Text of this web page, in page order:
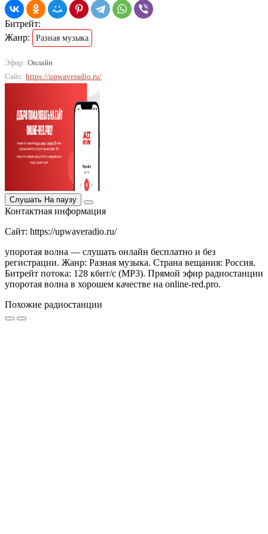
Битрейт:
Жанр:
Разная музыка
Эфир: Онлайн
Сайт: https://upwaveradio.ru/
Слушать На паузу
Контактная информация
Сайт: https://upwaveradio.ru/
упоротая волна — слушать онлайн бесплатно и без
регистрации. Жанр: Разная музыка. Страна вещания: Россия.
Битрейт потока: 128 кбит/с (MP3). Прямой эфир радиостанции
упоротая волна в хорошем качестве на online-red.pro.
Похожие радиостанции